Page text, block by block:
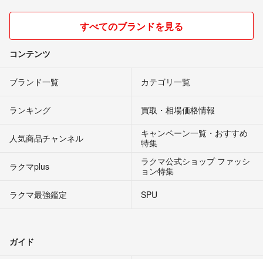
すべてのブランドを見る
コンテンツ
ブランド一覧 カテゴリ一覧
ランキング 買取・相場価格情報
人気商品チャンネル
キャンペーン一覧・おすすめ
特集
ラクマplus
ラクマ公式ショップ ファッシ
ョン特集
ラクマ最強鑑定
SPU
ガイド